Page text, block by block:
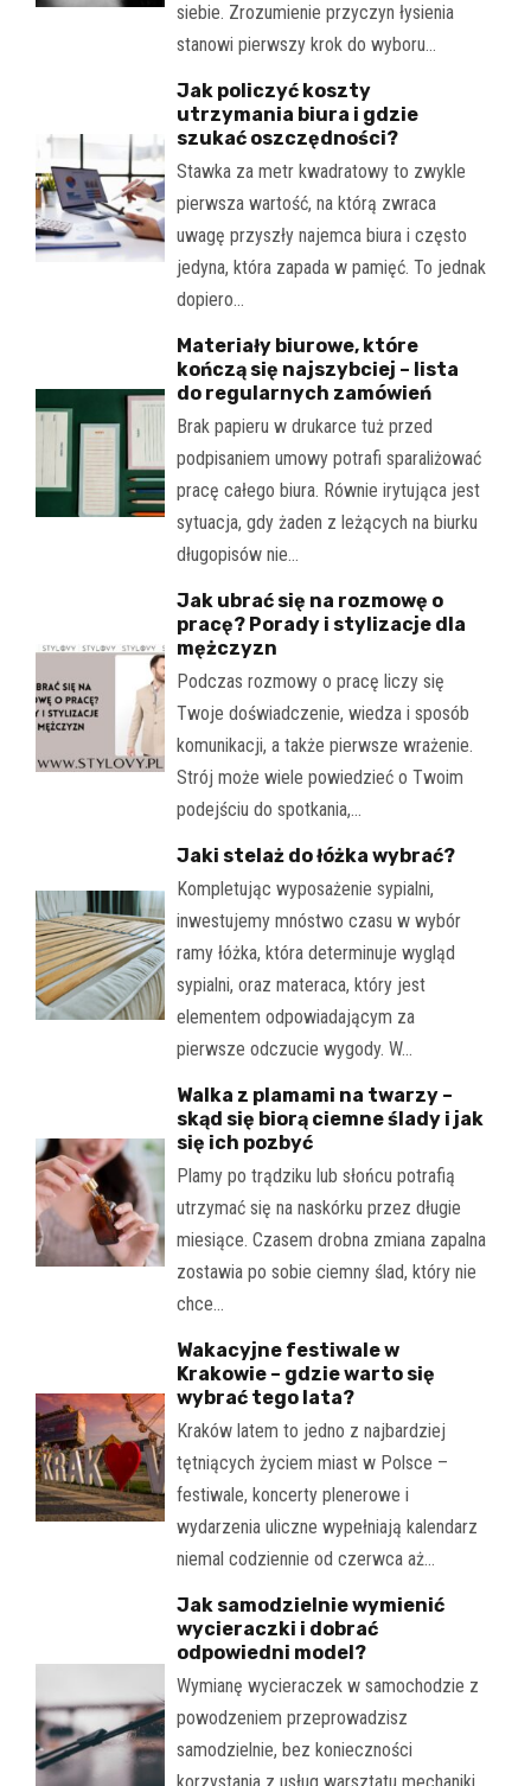
siebie. Zrozumienie przyczyn łysienia
stanowi pierwszy krok do wyboru…
Jak policzyć koszty
utrzymania biura i gdzie
szukać oszczędności?
Stawka za metr kwadratowy to zwykle
pierwsza wartość, na którą zwraca
uwagę przyszły najemca biura i często
jedyna, która zapada w pamięć. To jednak
dopiero…
Materiały biurowe, które
kończą się najszybciej – lista
do regularnych zamówień
Brak papieru w drukarce tuż przed
podpisaniem umowy potrafi sparaliżować
pracę całego biura. Równie irytująca jest
sytuacja, gdy żaden z leżących na biurku
długopisów nie…
Jak ubrać się na rozmowę o
pracę? Porady i stylizacje dla
mężczyzn
Podczas rozmowy o pracę liczy się
Twoje doświadczenie, wiedza i sposób
komunikacji, a także pierwsze wrażenie.
Strój może wiele powiedzieć o Twoim
podejściu do spotkania,…
Jaki stelaż do łóżka wybrać?
Kompletując wyposażenie sypialni,
inwestujemy mnóstwo czasu w wybór
ramy łóżka, która determinuje wygląd
sypialni, oraz materaca, który jest
elementem odpowiadającym za
pierwsze odczucie wygody. W…
Walka z plamami na twarzy –
skąd się biorą ciemne ślady i jak
się ich pozbyć
Plamy po trądziku lub słońcu potrafią
utrzymać się na naskórku przez długie
miesiące. Czasem drobna zmiana zapalna
zostawia po sobie ciemny ślad, który nie
chce…
Wakacyjne festiwale w
Krakowie – gdzie warto się
wybrać tego lata?
Kraków latem to jedno z najbardziej
tętniących życiem miast w Polsce –
festiwale, koncerty plenerowe i
wydarzenia uliczne wypełniają kalendarz
niemal codziennie od czerwca aż…
Jak samodzielnie wymienić
wycieraczki i dobrać
odpowiedni model?
Wymianę wycieraczek w samochodzie z
powodzeniem przeprowadzisz
samodzielnie, bez konieczności